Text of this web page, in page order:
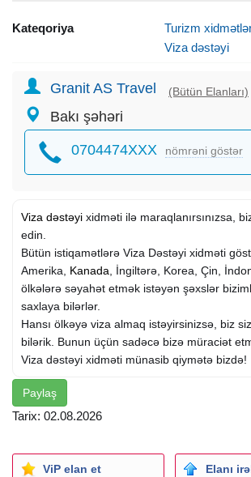
Kateqoriya
Turizm
Viza dəstəyi
Granit AS Travel (Bütün Elanları)
Bakı şəhəri
0704474XXX nömrəni göstər
Viza dəstəyi xidməti ilə maraqlanırsınızsa,
edin.
Bütün istiqamətlərə Viza Dəstəyi xidməti
Amerika, Kanada, İngiltərə, Korea, Çin,
ölkələrə səyahət etmək istəyən şəxslər
saxlaya bilərlər.
Hansı ölkəyə viza almaq istəyirsinizsə, biz
bilərik. Bunun üçün sadəcə bizə müraciət
Viza dəstəyi xidməti münasib qiymətə bizdə!
Paylaş
Tarix: 02.08.2026
ViP elan et Elanı